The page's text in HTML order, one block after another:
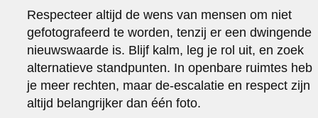
Respecteer altijd de wens van mensen om niet
gefotografeerd te worden, tenzij er een dwingende
nieuwswaarde is. Blijf kalm, leg je rol uit, en zoek
alternatieve standpunten. In openbare ruimtes heb
je meer rechten, maar de-escalatie en respect zijn
altijd belangrijker dan één foto.